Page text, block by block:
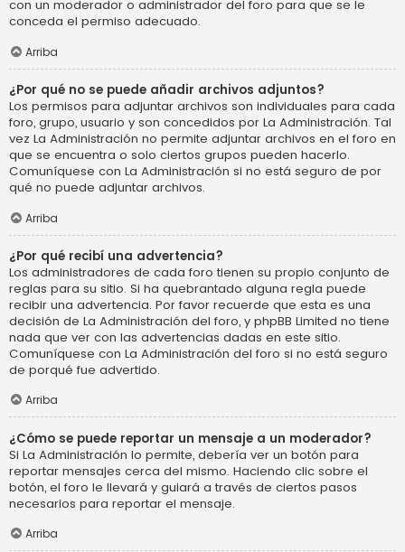
con un moderador o administrador del foro para que se le
conceda el permiso adecuado.
Arriba
¿Por qué no se puede añadir archivos adjuntos?
Los permisos para adjuntar archivos son individuales para cada
foro, grupo, usuario y son concedidos por La Administración. Tal
vez La Administración no permite adjuntar archivos en el foro en
que se encuentra o solo ciertos grupos pueden hacerlo.
Comuníquese con La Administración si no está seguro de por
qué no puede adjuntar archivos.
Arriba
¿Por qué recibí una advertencia?
Los administradores de cada foro tienen su propio conjunto de
reglas para su sitio. Si ha quebrantado alguna regla puede
recibir una advertencia. Por favor recuerde que esta es una
decisión de La Administración del foro, y phpBB Limited no tiene
nada que ver con las advertencias dadas en este sitio.
Comuníquese con La Administración del foro si no está seguro
de porqué fue advertido.
Arriba
¿Cómo se puede reportar un mensaje a un moderador?
Si La Administración lo permite, debería ver un botón para
reportar mensajes cerca del mismo. Haciendo clic sobre el
botón, el foro le llevará y guiará a través de ciertos pasos
necesarios para reportar el mensaje.
Arriba